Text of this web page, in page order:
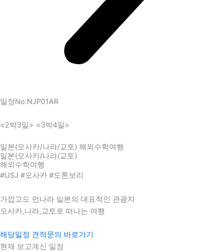
일정No.NJP01AR
<2박3일> <3박4일>
일본(오사카/나라/교토) 해외수학여행
일본(오사카/나라/교토)
해외수학여행
#USJ #오사카 #도톤보리
가깝고도 먼나라 일본의 대표적인 관광지
오사카,나라,교토로 떠나는 여행
해당일정 견적문의 바로가기
현재 보고계신 일정